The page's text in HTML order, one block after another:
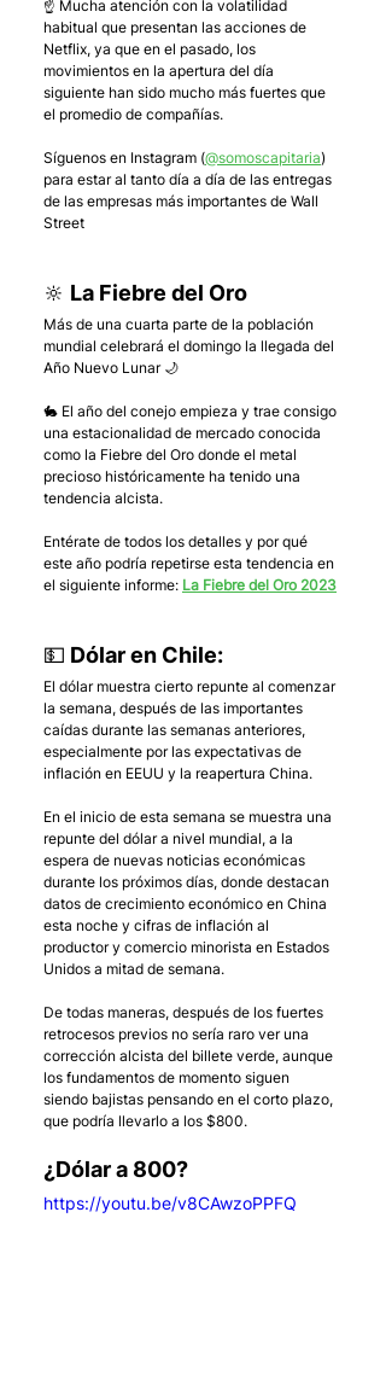
☝️ Mucha atención con la volatilidad
habitual que presentan las acciones de
Netflix, ya que en el pasado, los
movimientos en la apertura del día
siguiente han sido mucho más fuertes que
el promedio de compañías.
Síguenos en Instagram (@somoscapitaria)
para estar al tanto día a día de las entregas
de las empresas más importantes de Wall
Street
🔆 La Fiebre del Oro
Más de una cuarta parte de la población
mundial celebrará el domingo la llegada del
Año Nuevo Lunar 🌙
🐇 El año del conejo empieza y trae consigo
una estacionalidad de mercado conocida
como la Fiebre del Oro donde el metal
precioso históricamente ha tenido una
tendencia alcista.
Entérate de todos los detalles y por qué
este año podría repetirse esta tendencia en
el siguiente informe: La Fiebre del Oro 2023
💵 Dólar en Chile:
El dólar muestra cierto repunte al comenzar
la semana, después de las importantes
caídas durante las semanas anteriores,
especialmente por las expectativas de
inflación en EEUU y la reapertura China.
En el inicio de esta semana se muestra una
repunte del dólar a nivel mundial, a la
espera de nuevas noticias económicas
durante los próximos días, donde destacan
datos de crecimiento económico en China
esta noche y cifras de inflación al
productor y comercio minorista en Estados
Unidos a mitad de semana.
De todas maneras, después de los fuertes
retrocesos previos no sería raro ver una
corrección alcista del billete verde, aunque
los fundamentos de momento siguen
siendo bajistas pensando en el corto plazo,
que podría llevarlo a los $800.
¿Dólar a 800?
https://youtu.be/v8CAwzoPPFQ